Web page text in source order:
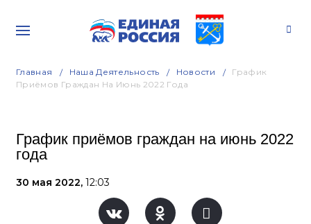
Главная Наша Деятельность Новости
График
Приёмов Граждан На Июнь 2022 Года
График приёмов граждан на июнь 2022
года
30 мая 2022, 12:03